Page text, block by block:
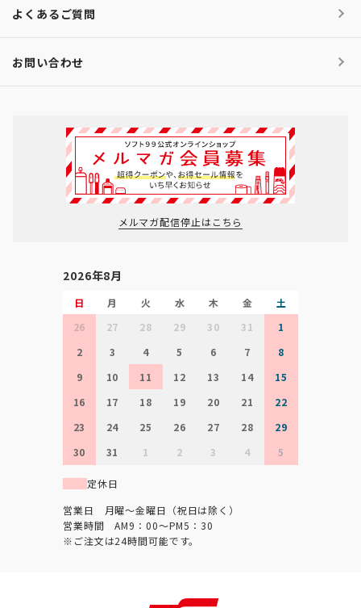
よくあるご質問
お問い合わせ
メルマガ配信停止はこちら
2026年8月
日 月 火 水 木 金
土
26
27 28 29 30 31
1
2
3 4 5 6 7
8
9
10 11 12 13 14
15
16
17 18 19 20 21
22
23
24 25 26 27 28
29
30
31 1 2 3 4 5
定休日
営業日 月曜～金曜日（祝日は除く）
営業時間 AM9：00～PM5：30
※ご注文は24時間可能です。